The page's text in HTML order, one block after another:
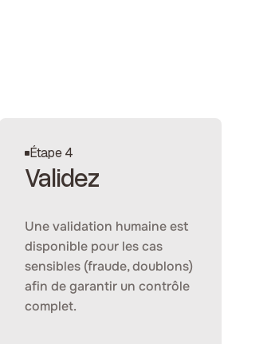
Étape 4
Validez
Une validation humaine est
disponible pour les cas
sensibles (fraude, doublons)
afin de garantir un contrôle
complet.